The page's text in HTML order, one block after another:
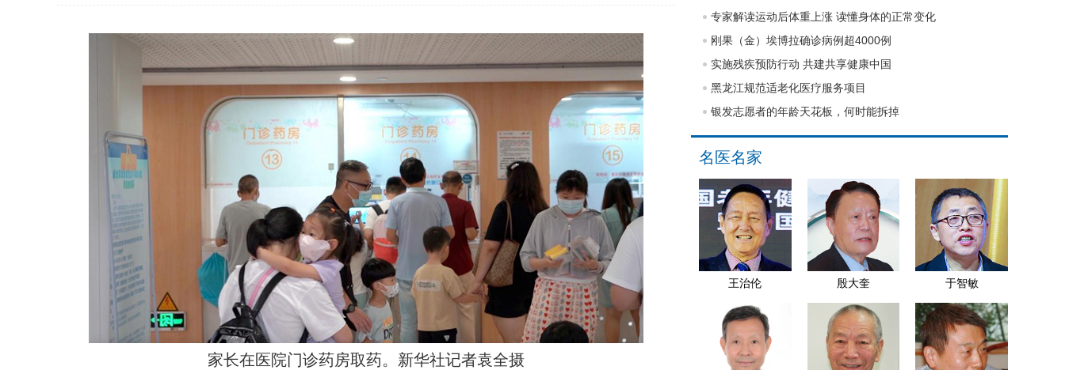
家长在医院门诊药房取药。新华社记者袁全摄
专家解读运动后体重上涨 读懂身体的正常变化
刚果（金）埃博拉确诊病例超4000例
实施残疾预防行动 共建共享健康中国
黑龙江规范适老化医疗服务项目
银发志愿者的年龄天花板，何时能拆掉
名医名家
王治伦 殷大奎 于智敏